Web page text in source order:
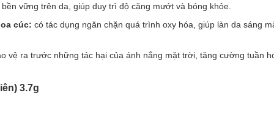
hoạt chất cấp ẩm khác hoạt động tốt và bền vững trên da, giúp
cúccó tác dụng ngăn chặn quá trình oxy hóa, giúp làn da sáng
vững trên da, giúp duy trì độ căng mướt và bóng khỏe.
cúc: có tác dụng ngăn chặn quá trình oxy hóa, giúp làn da sáng
vệ ra trước những tác hại của ánh nắng mặt trời, tăng cường tuần
3.7g